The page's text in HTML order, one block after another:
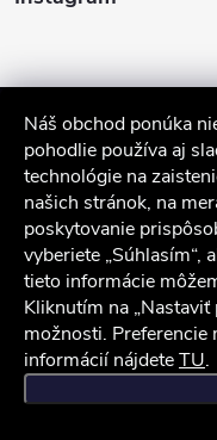
Náš obchod ponúka
pohodlie používa aj
technológie na
našich stránok, na
poskytovanie
vyberiete „Súhlasím“,
tieto informácie
Kliknutím na „Nastaviť
možnosti. Preferencie
informácií nájdeteTU.
Sledovať
Služby zákazníkom
iocel.sk Obchodné